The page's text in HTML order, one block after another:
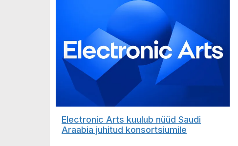
Electronic Arts kuulub nüüd Saudi
Araabia juhitud konsortsiumile